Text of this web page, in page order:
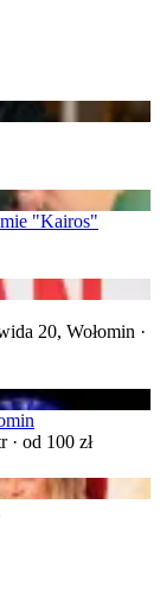
"Kairos"
20, Wołomin ·
od 100 zł